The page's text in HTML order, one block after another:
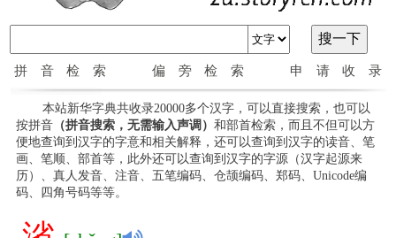
拼音检索 偏旁检索 申请收录
本站新华字典共收录20000多个汉字，可以直接搜索，也可以
按拼音（拼音搜索，无需输入声调） 和部首检索，而且不但可以方
便地查询到汉字的字意和相关解释，还可以查询到汉字的读音、笔
画、笔顺、部首等，此外还可以查询到汉字的字源（汉字起源来
历）、真人发音、注音、五笔编码、仓颉编码、郑码、Unicode编
码、四角号码等等。